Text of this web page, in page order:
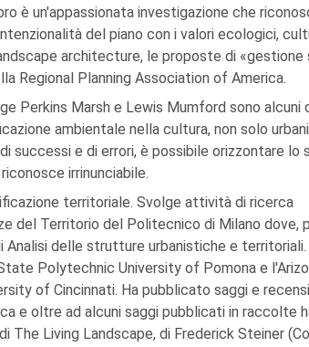
è un'appassionata investigazione che
del piano con i valori ecologici,
architecture, le proposte di «gestione
Regional Planning Association of America.
Perkins Marsh e Lewis Mumford sono alcuni
ambientale nella cultura, non solo
successi e di errori, è possibile orizzontare lo
irrinunciabile.
territoriale. Svolge attività di ricerca
del Territorio del Politecnico di Milano dove,
Analisi delle strutture urbanistiche e territoriali.
Polytechnic University of Pomona e
of Cincinnati. Ha pubblicato saggi e
e oltre ad alcuni saggi pubblicati in raccolte
The Living Landscape, di Frederick Steiner